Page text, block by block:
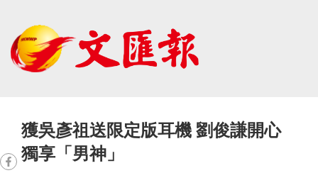
獲吳彥祖送限定版耳機 劉俊謙開心
獨享「男神」